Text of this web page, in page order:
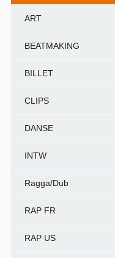
ART
BEATMAKING
BILLET
CLIPS
DANSE
INTW
Ragga/Dub
RAP FR
RAP US